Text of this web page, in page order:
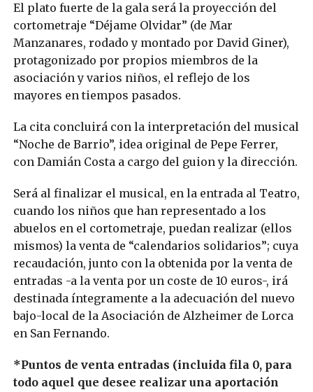
El plato fuerte de la gala será la proyección del
cortometraje “Déjame Olvidar” (de Mar
Manzanares, rodado y montado por David Giner),
protagonizado por propios miembros de la
asociación y varios niños, el reflejo de los
mayores en tiempos pasados.
La cita concluirá con la interpretación del musical
“Noche de Barrio”, idea original de Pepe Ferrer,
con Damián Costa a cargo del guion y la dirección.
Será al finalizar el musical, en la entrada al Teatro,
cuando los niños que han representado a los
abuelos en el cortometraje, puedan realizar (ellos
mismos) la venta de “calendarios solidarios”; cuya
recaudación, junto con la obtenida por la venta de
entradas -a la venta por un coste de 10 euros-, irá
destinada íntegramente a la adecuación del nuevo
bajo-local de la Asociación de Alzheimer de Lorca
en San Fernando.
*Puntos de venta entradas (incluida fila 0, para
todo aquel que desee realizar una aportación